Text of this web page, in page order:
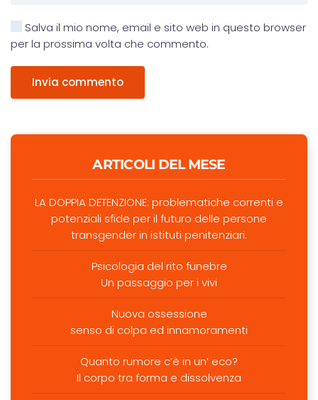
Salva il mio nome, email e sito web in questo browser
per la prossima volta che commento.
Invia commento
ARTICOLI DEL MESE
LA DOPPIA DETENZIONE: problematiche correnti e
potenziali sfide per il futuro delle persone
transgender in istituti penitenziari.
Psicologia del rito funebre
Un passaggio per i vivi
Nuova ossessione
senso di colpa ed innamoramenti
Quanto rumore c’è in un’ eco?
Il corpo tra forma e dissolvenza